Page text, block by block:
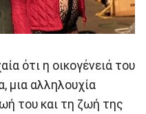
ότι η οικογένειά του
μια αλληλουχία
του και τη ζωή της